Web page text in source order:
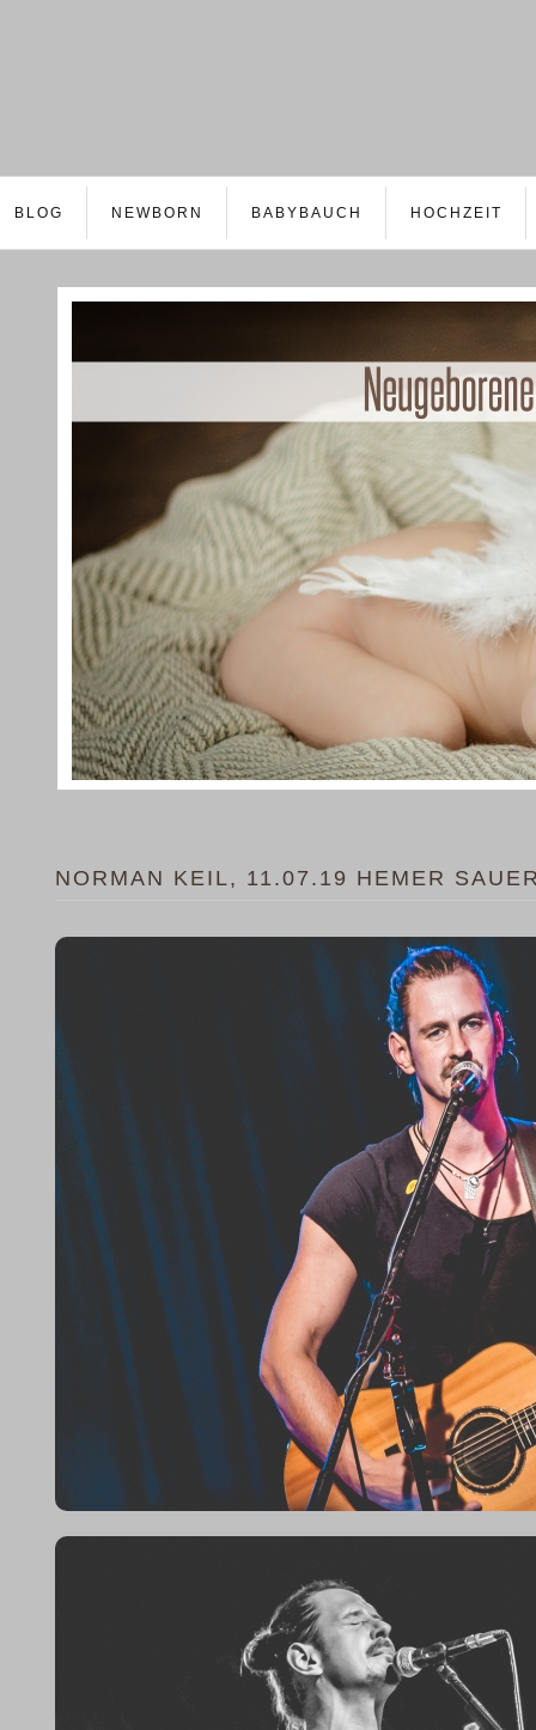
BLOG NEWBORN BABYBAUCH HOCHZEIT
NORMAN KEIL, 11.07.19 HEMER